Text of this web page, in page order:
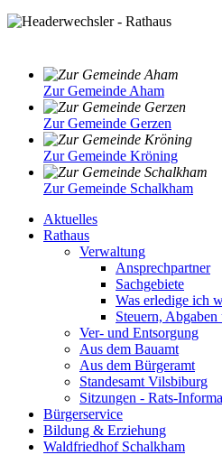
Zur Gemeinde Aham
Zur Gemeinde Gerzen
Zur Gemeinde Kröning
Zur Gemeinde Schalkham
Aktuelles
Rathaus
Verwaltung
Ansprechpartner
Sachgebiete
Was erledige ich
Steuern,
Ver- und Entsorgung
Aus dem Bauamt
Aus dem Bürgeramt
Standesamt Vilsbiburg
Sitzungen - Rats-
Bürgerservice
Bildung & Erziehung
Waldfriedhof Schalkham